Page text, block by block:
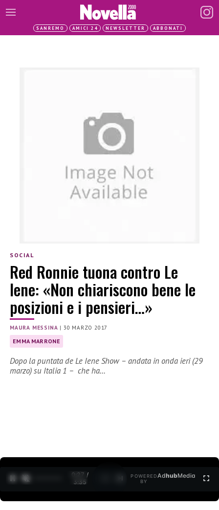
SANREMO AMICI 24 NEWSLETTER ABBONATI
SOCIAL
Red Ronnie tuona contro Le
Iene: «Non chiariscono bene le
posizioni e i pensieri…»
MAURA MESSINA | 30 MARZO 2017
EMMA MARRONE
Dopo la puntata de Le Iene Show – andata in onda ieri (29
marzo) su Italia 1 – che ha…
0:27 /
3:35
POWERED
BY
AdhubMedia